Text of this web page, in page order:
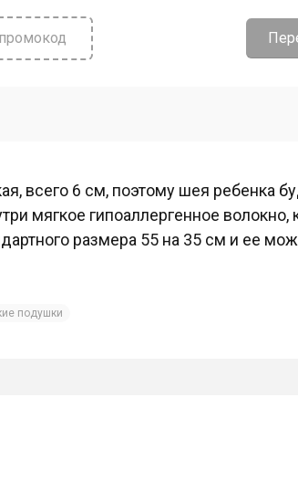
всего 6 см, поэтому шея ребенка
мягкое гипоаллергенное волокно,
размера 55 на 35 см и ее
подушки